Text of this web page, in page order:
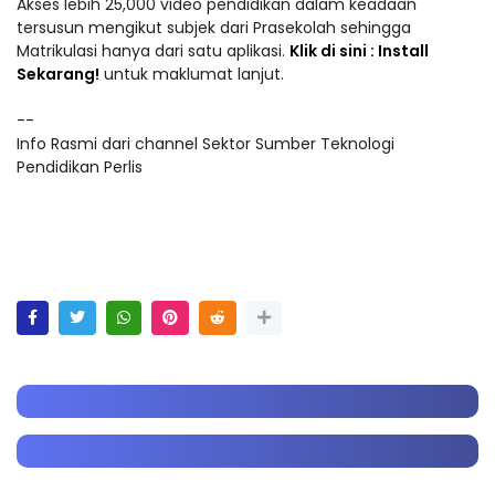
tersusun mengikut subjek dari Prasekolah sehingga
Matrikulasi hanya dari satu aplikasi. Klik di sini : Install
Sekarang! untuk maklumat lanjut.
--
Info Rasmi dari channel Sektor Sumber Teknologi
Pendidikan Perlis